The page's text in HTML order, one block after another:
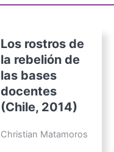
Los rostros de
la rebelión de
las bases
docentes
(Chile, 2014)
Christian Matamoros